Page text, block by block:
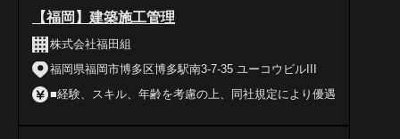
【福岡】建築施工管理
株式会社福田組
福岡県福岡市博多区博多駅南3-7-35 ユーコウビルIII
■経験、スキル、年齢を考慮の上、同社規定により優遇